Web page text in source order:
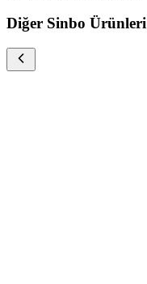
Diğer Sinbo Ürünleri